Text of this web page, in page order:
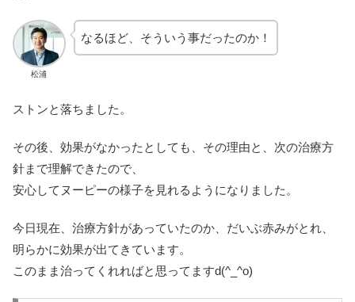
松浦
なるほど、そういう事だったのか！
ストンと落ちました。
その後、効果がなかったとしても、その理由と、次の治療方
針まで理解できたので、
安心してヌーピーの様子を見れるようになりました。
今日現在、治療方針があっていたのか、だいぶ赤みがとれ、
明らかに効果が出てきています。
このまま治ってくれればと思ってますd(^_^o)